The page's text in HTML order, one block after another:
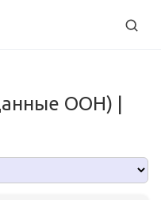
ООН) |